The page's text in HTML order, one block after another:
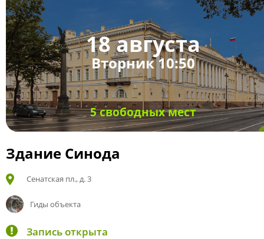
18 августа
Вторник 10:50
5 свободных мест
Здание Синода
Сенатская пл., д. 3
Гиды объекта
Запись открыта